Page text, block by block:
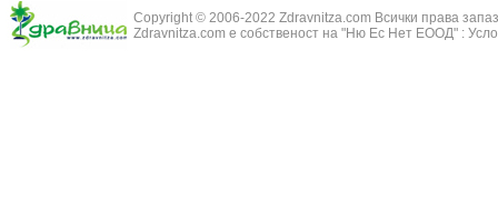
Copyright © 2006-2022 Zdravnitza.com Всички права
Zdravnitza.com е собственост на "Ню Ес Нет ЕООД" :